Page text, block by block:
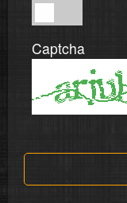
v
dobré
informace
v
Captcha